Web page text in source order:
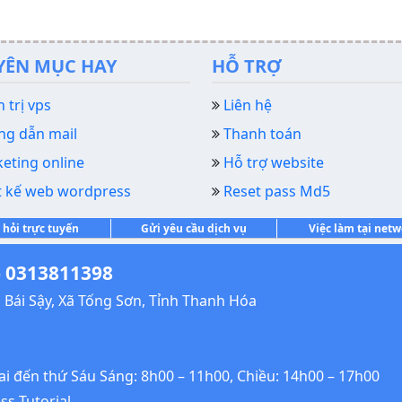
MỤC HAY
trị vps
dẫn mail
online
kế web wordpress
HỖ TRỢ
Liên hệ
Thanh toán
Hỗ trợ website
Reset pass Md5
hỏi trực tuyến Gửi yêu cầu dịch vụ Việc làm tại
0313811398
Sậy, Xã Tống Sơn, Tỉnh Thanh Hóa
thứ Sáu Sáng: 8h00 – 11h00, Chiều: 14h00 – 17h00